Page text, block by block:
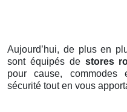
Aujourd’hui, de plus en
sont équipés de stores
pour cause, commodes
sécurité tout en vous